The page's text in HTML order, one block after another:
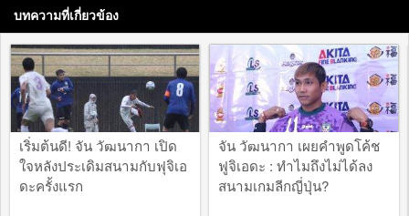
บทความที่เกี่ยวข้อง
เริ่มต้นดี! จัน วัฒนากา เปิด
ใจหลังประเดิมสนามกับฟุจิเอ
ดะครั้งแรก
จัน วัฒนากา เผยคำพูดโค้ช
ฟูจิเอดะ : ทำไมถึงไม่ได้ลง
สนามเกมลีกญี่ปุ่น?